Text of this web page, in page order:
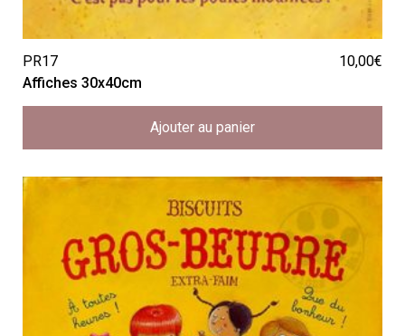
PR17 10,00€
Affiches 30x40cm
Ajouter au panier